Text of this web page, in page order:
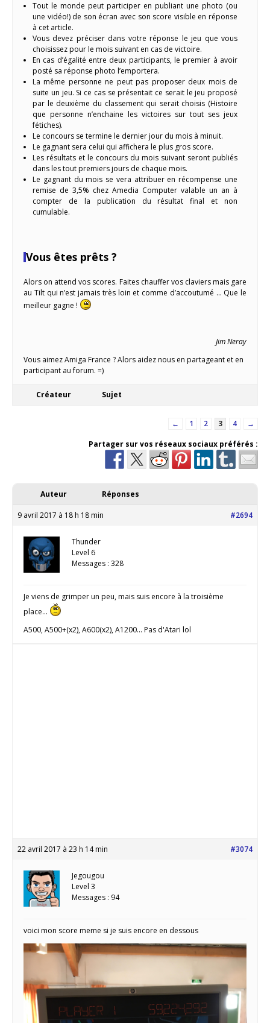
Tout le monde peut participer en publiant une photo (ou
une vidéo!) de son écran avec son score visible en réponse
à cet article.
Vous devez préciser dans votre réponse le jeu que vous
choisissez pour le mois suivant en cas de victoire.
En cas d’égalité entre deux participants, le premier à avoir
posté sa réponse photo l’emportera.
La même personne ne peut pas proposer deux mois de
suite un jeu. Si ce cas se présentait ce serait le jeu proposé
par le deuxième du classement qui serait choisis (Histoire
que personne n’enchaine les victoires sur tout ses jeux
fétiches).
Le concours se termine le dernier jour du mois à minuit.
Le gagnant sera celui qui affichera le plus gros score.
Les résultats et le concours du mois suivant seront publiés
dans les tout premiers jours de chaque mois.
Le gagnant du mois se vera attribuer en récompense une
remise de 3,5% chez Amedia Computer valable un an à
compter de la publication du résultat final et non
cumulable.
Vous êtes prêts ?
Alors on attend vos scores. Faites chauffer vos claviers mais gare
au Tilt qui n’est jamais très loin et comme d’accoutumé … Que le
meilleur gagne !
Jim Neray
Vous aimez Amiga France ? Alors aidez nous en partageant et en
participant au forum. =)
Créateur Sujet
← 1 2 3 4
→
Partager sur vos réseaux sociaux préférés :
Auteur Réponses
9 avril 2017 à 18 h 18 min #2694
Thunder
Level 6
Messages : 328
Je viens de grimper un peu, mais suis encore à la troisième
place…
A500, A500+(x2), A600(x2), A1200... Pas d'Atari lol
22 avril 2017 à 23 h 14 min #3074
Jegougou
Level 3
Messages : 94
voici mon score meme si je suis encore en dessous